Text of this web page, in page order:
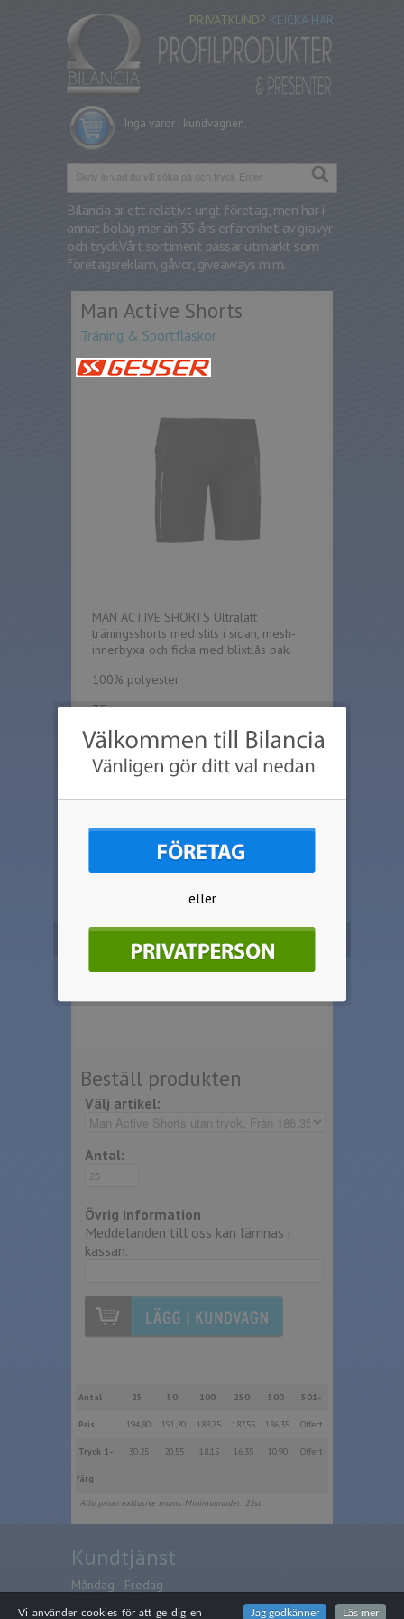
Inga varor i kundvagnen.
PRIVATKUND? KLICKA HÄR
Bilancia är ett relativt ungt företag, men har i
annat bolag mer än 35 års erfarenhet av gravyr
och tryck.Vårt sortiment passar utmärkt som
företagsreklam, gåvor, giveaways m.m.
Man Active Shorts
Träning & Sportflaskor
MAN ACTIVE SHORTS Ultralätt
träningsshorts med slits i sidan, mesh-
innerbyxa och ficka med blixtlås bak.
100% polyester
75g
S - M - L - XL - 2XL
G21022
Priser gäller för 1-färgs tryck
S-2XL. Flerfärgstryck samt storlekarna
3-6XL offereras på begäran.
och schablonskostnad
bygger på FN:s Global Compact. För att
du som kund ska kunna handla med gott
samvete och att produkterna ska vara
etiskt försvarbara. För mer info om detta
Beställ produkten
Välj artikel:
Antal:
Övrig information
Meddelanden till oss kan lämnas i
kassan.
Antal 25 50 100 250 500 501-
Pris 194,80 191,20 188,75 187,55 186,35 Offert
Tryck 1-
färg
30,25 20,55 18,15 16,35 10,90 Offert
Alla priser exklusive moms. Minimumorder: 25st
Kundtjänst
Måndag - Fredag
eller
Vi använder cookies för att ge dig en Jag godkänner Läs mer